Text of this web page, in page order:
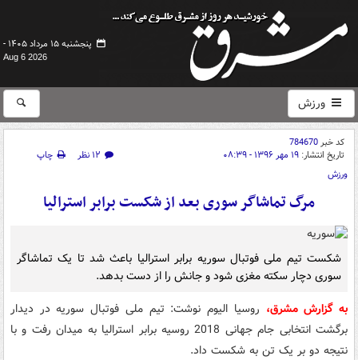
پنجشنبه ۱۵ مرداد ۱۴۰۵ -
Aug 6 2026
ورزش
کد خبر784670
تاریخ انتشار: ۱۹ مهر ۱۳۹۶ - ۰۸:۳۹ ۱۲ نظر
چاپ
ورزش
مرگ تماشاگر سوری بعد از شکست برابر استرالیا
شکست تیم ملی فوتبال سوریه برابر استرالیا باعث شد تا یک تماشاگر
سوری دچار سکته مغزی شود و جانش را از دست بدهد.
به گزارش مشرق، روسیا الیوم نوشت: تیم ملی فوتبال سوریه در دیدار
برگشت انتخابی جام جهانی 2018 روسیه برابر استرالیا به میدان رفت و با
نتیجه دو بر یک تن به شکست داد.